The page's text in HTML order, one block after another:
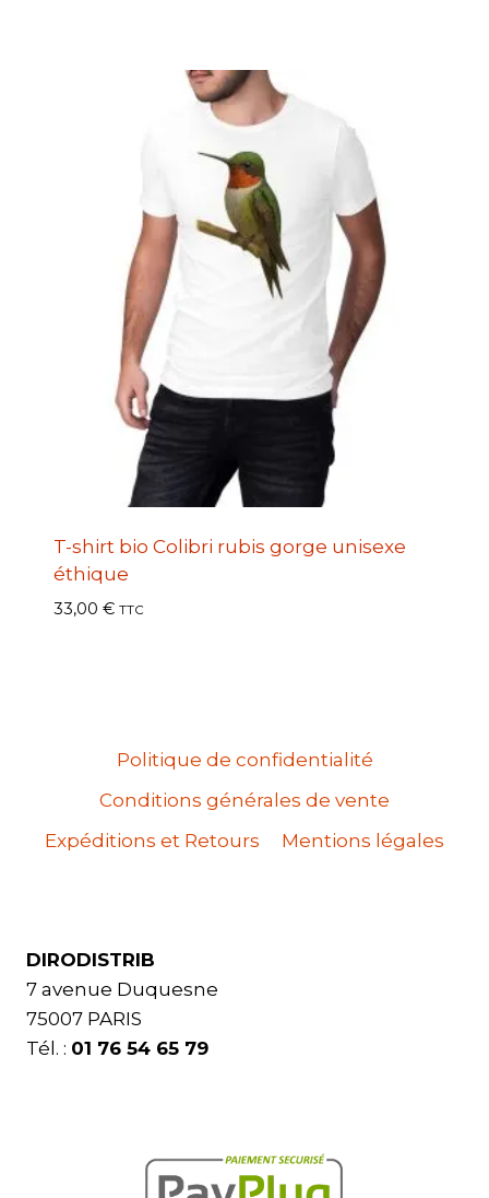
T-shirt bio Colibri rubis gorge unisexe
éthique
33,00 € TTC
Politique de confidentialité
Conditions générales de vente
Expéditions et Retours
Mentions légales
DIRODISTRIB
7 avenue Duquesne
75007 PARIS
Tél. : 01 76 54 65 79